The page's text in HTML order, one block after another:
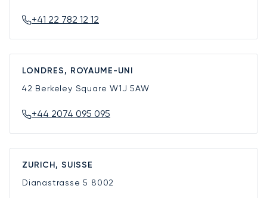
+41 22 782 12 12
LONDRES, ROYAUME-UNI
42 Berkeley SquareW1J 5AW
+44 2074 095 095
ZURICH, SUISSE
Dianastrasse 5 8002